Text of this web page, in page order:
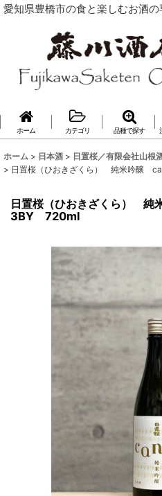
愛知県豊橋市の食と楽しむお酒の
ホーム カテゴリ 品種で探す
ホーム > 日本酒 > 日置桜／有限会社山根
> 日置桜（ひおきざくら） 純米吟醸
日置桜（ひおきざくら）
3BY 720ml